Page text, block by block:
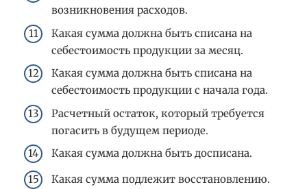
возникновения расходов.
Какая сумма должна быть списана на
себестоимость продукции за месяц.
Какая сумма должна быть списана на
себестоимость продукции с начала года.
Расчетный остаток, который требуется
погасить в будущем периоде.
Какая сумма должна быть досписана.
Какая сумма подлежит восстановлению.